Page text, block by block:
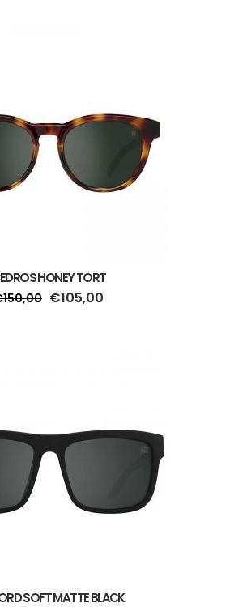
HONEY TORT
150,00 €105,00
SOFT MATTE BLACK